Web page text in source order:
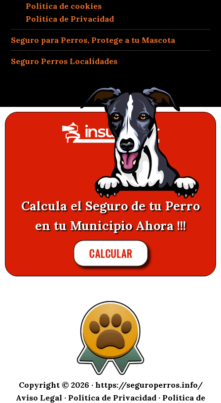
Política de cookies
Política de Privacidad
Seguro para Perros, Protege a tu Mascota
Seguro Perros Localidades
Calcula el Seguro de tu Perro
en tu Municipio Ahora !!!
CALCULAR
Copyright © 2026 · https://seguroperros.info/
Aviso Legal · Política de Privacidad · Política de